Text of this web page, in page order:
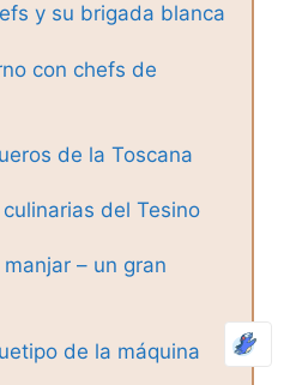
y su brigada blanca
con chefs de
de la Toscana
del Tesino
– un gran
de la máquina